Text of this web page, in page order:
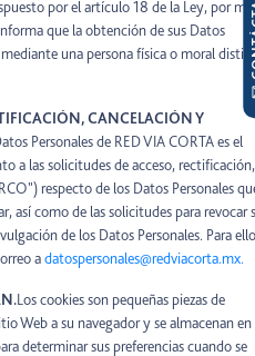
por el artículo 18 de la Ley, por
que la obtención de sus Datos
mediante una persona física o moral
CANCELACIÓN Y
Personales de RED VIA CORTA es el
a las solicitudes de acceso, rectificación,
respecto de los Datos Personales
así como de las solicitudes para revocar
de los Datos Personales. Para
adatospersonales@redviacorta.mx.
Los cookies son pequeñas piezas de
Web a su navegador y se almacenan en
determinar sus preferencias cuando se